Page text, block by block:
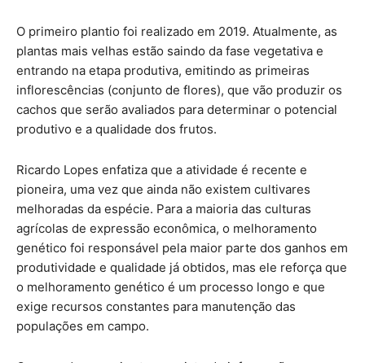
O primeiro plantio foi realizado em 2019. Atualmente, as
plantas mais velhas estão saindo da fase vegetativa e
entrando na etapa produtiva, emitindo as primeiras
inflorescências (conjunto de flores), que vão produzir os
cachos que serão avaliados para determinar o potencial
produtivo e a qualidade dos frutos.
Ricardo Lopes enfatiza que a atividade é recente e
pioneira, uma vez que ainda não existem cultivares
melhoradas da espécie. Para a maioria das culturas
agrícolas de expressão econômica, o melhoramento
genético foi responsável pela maior parte dos ganhos em
produtividade e qualidade já obtidos, mas ele reforça que
o melhoramento genético é um processo longo e que
exige recursos constantes para manutenção das
populações em campo.